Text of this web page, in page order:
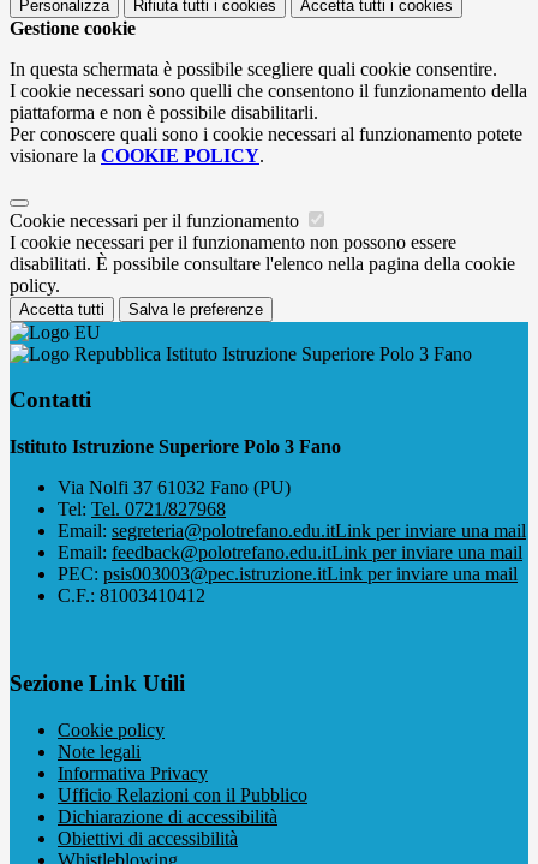
Personalizza Rifiuta tutti i cookies Accetta tutti i cookies
Gestione cookie
In questa schermata è possibile scegliere quali cookie consentire.
I cookie necessari sono quelli che consentono il funzionamento della
piattaforma e non è possibile disabilitarli.
Per conoscere quali sono i cookie necessari al funzionamento potete
visionare la COOKIE POLICY.
Cookie necessari per il funzionamento
I cookie necessari per il funzionamento non possono essere
disabilitati. È possibile consultare l'elenco nella pagina della cookie
policy.
Accetta tutti Salva le preferenze
Istituto Istruzione Superiore Polo 3 Fano
Contatti
Istituto Istruzione Superiore Polo 3 Fano
Via Nolfi 37 61032 Fano (PU)
Tel: Tel. 0721/827968
Email: segreteria@polotrefano.e​du.itLink per inviare una mail
Email: feedback@polotrefano.edu.itLink per inviare una mail
PEC: psis003003@pec.istruzione.itLink per inviare una mail
C.F.: 81003410412
Sezione Link Utili
Cookie policy
Note legali
Informativa Privacy
Ufficio Relazioni con il Pubblico
Dichiarazione di accessibilità
Obiettivi di accessibilità
Whistleblowing